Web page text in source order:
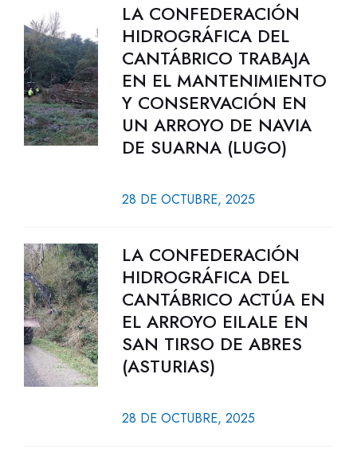
LA CONFEDERACIÓN
HIDROGRÁFICA DEL
CANTÁBRICO TRABAJA
EN EL MANTENIMIENTO
Y CONSERVACIÓN EN
UN ARROYO DE NAVIA
DE SUARNA (LUGO)
28 DE OCTUBRE, 2025
LA CONFEDERACIÓN
HIDROGRÁFICA DEL
CANTÁBRICO ACTÚA EN
EL ARROYO EILALE EN
SAN TIRSO DE ABRES
(ASTURIAS)
28 DE OCTUBRE, 2025